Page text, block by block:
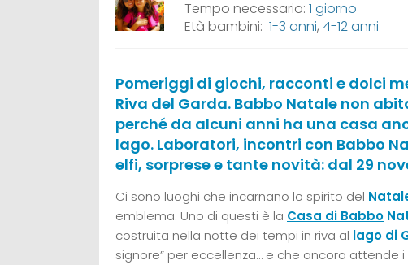
Tempo necessario: 1 giorno
Età bambini: 1-3 anni, 4-12 anni
Pomeriggi di giochi, racconti e dolci
Riva del Garda. Babbo Natale non
perché da alcuni anni ha una casa
lago. Laboratori, incontri con Babbo
elfi, sorprese e tante novità: dal 29
Ci sono luoghi che incarnano lo spirito del
emblema. Uno di questi è la Casa di Babbo
costruita nella notte dei tempi in riva al lago di
signore” per eccellenza… e che ancora attende